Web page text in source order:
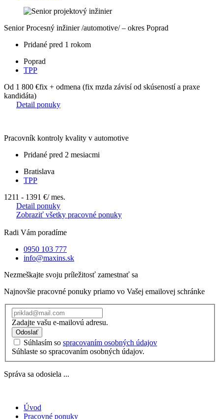
Senior Procesný inžinier /automotive/ – okres Poprad
Pridané pred 1 rokom
Poprad
TPP
Od 1 800 €fix + odmena (fix mzda závisí od skúseností a praxe
kandidáta)
Detail ponuky
Pracovník kontroly kvality v automotive
Pridané pred 2 mesiacmi
Bratislava
TPP
1211 - 1391 €/ mes.
Detail ponuky
Zobraziť všetky pracovné ponuky
Radi Vám poradíme
0950 103 777
info@maxins.sk
Nezmeškajte svoju príležitosť zamestnať sa
Najnovšie pracovné ponuky priamo vo Vašej emailovej schránke
Zadajte vašu e-mailovú adresu.
Odoslať
Súhlasím so spracovaním osobných údajov
Súhlaste so spracovaním osobných údajov.
Správa sa odosiela ...
Úvod
Pracovné ponuky